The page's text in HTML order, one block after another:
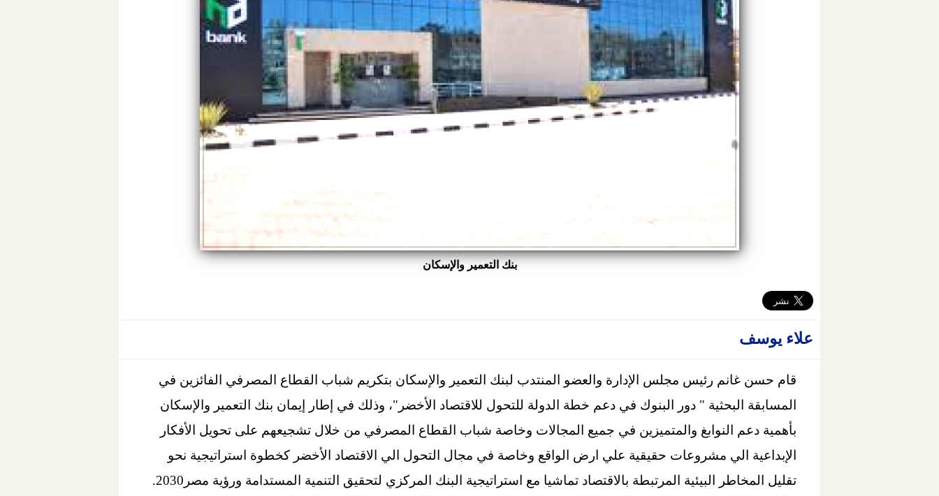
بنك التعمير والإسكان
علاء يوسف
قام حسن غانم رئيس مجلس الإدارة والعضو المنتدب لبنك التعمير والإسكان بتكريم شباب القطاع المصرفي الفائزين في
المسابقة البحثية " دور البنوك في دعم خطة الدولة للتحول للاقتصاد الأخضر"، وذلك في إطار إيمان بنك التعمير والإسكان
بأهمية دعم النوابغ والمتميزين في جميع المجالات وخاصة شباب القطاع المصرفي من خلال تشجيعهم على تحويل الأفكار
الإبداعية الي مشروعات حقيقية علي ارض الواقع وخاصة في مجال التحول الي الاقتصاد الأخضر كخطوة استراتيجية نحو
تقليل المخاطر البيئية المرتبطة بالاقتصاد تماشيا مع استراتيجية البنك المركزي لتحقيق التنمية المستدامة ورؤية مصر2030.